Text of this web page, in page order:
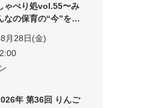
ゃべり処vol.55〜み
なの保育の“今”を交
月28日(金)
年 第36回 りんご